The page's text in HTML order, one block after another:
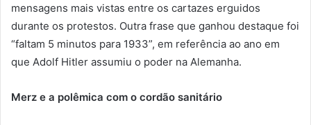
mensagens mais vistas entre os cartazes erguidos
durante os protestos. Outra frase que ganhou destaque foi
“faltam 5 minutos para 1933”, em referência ao ano em
que Adolf Hitler assumiu o poder na Alemanha.
Merz e a polêmica com o cordão sanitário